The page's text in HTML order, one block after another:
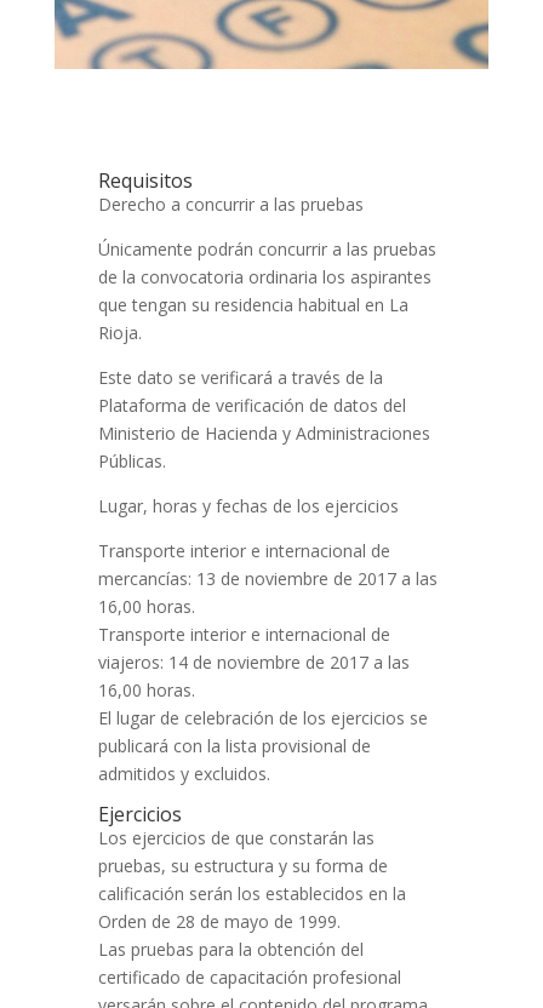
Requisitos
Derecho a concurrir a las pruebas
Únicamente podrán concurrir a las pruebas
de la convocatoria ordinaria los aspirantes
que tengan su residencia habitual en La
Rioja.
Este dato se verificará a través de la
Plataforma de verificación de datos del
Ministerio de Hacienda y Administraciones
Públicas.
Lugar, horas y fechas de los ejercicios
Transporte interior e internacional de
mercancías: 13 de noviembre de 2017 a las
16,00 horas.
Transporte interior e internacional de
viajeros: 14 de noviembre de 2017 a las
16,00 horas.
El lugar de celebración de los ejercicios se
publicará con la lista provisional de
admitidos y excluidos.
Ejercicios
Los ejercicios de que constarán las
pruebas, su estructura y su forma de
calificación serán los establecidos en la
Orden de 28 de mayo de 1999.
Las pruebas para la obtención del
certificado de capacitación profesional